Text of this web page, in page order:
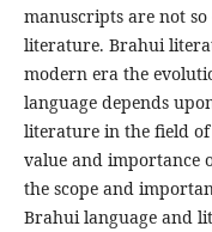
manuscripts are not
literature. Brahui
modern era the
language depends
literature in the field
value and importance
the scope and
Brahui language and